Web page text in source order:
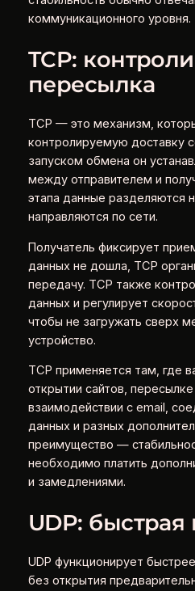
коммуникационного уровня.
TCP:
пересылка
TCP — это механизм,
контролируемую доставку
запуском обмена он
между отправителем и
этапа данные разделяются
направляются по сети.
Получатель фиксирует
данных не дошла, TCP
передачу. TCP также
данных и регулирует
чтобы не загружать сверх
устройство.
TCP применяется там, где
открытии сайтов,
взаимодействии с email,
данных и разных
преимущество —
необходимо платить
и замедлениями.
UDP:
UDP функционирует
без открытия